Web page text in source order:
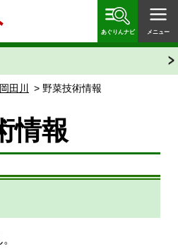
あぐりんナビ メニュー
田川 > 野菜技術情報
情報